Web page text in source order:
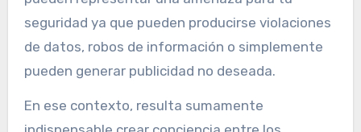
seguridad ya que pueden producirse violaciones
de datos, robos de información o simplemente
pueden generar publicidad no deseada.
En ese contexto, resulta sumamente